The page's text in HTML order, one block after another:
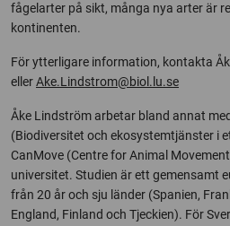
fågelarter på sikt, många nya arter är
kontinenten.
För ytterligare information, kontakta
ellerAke.Lindstrom@biol.lu.se
Åke Lindström arbetar bland annat
(Biodiversitet och ekosystemtjänster i
CanMove (Centre for Animal
universitet. Studien är ett gemensamt
från 20 år och sju länder (Spanien,
England, Finland och Tjeckien). För